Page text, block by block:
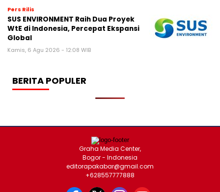
Pers Rilis
SUS ENVIRONMENT Raih Dua Proyek
WtE di Indonesia, Percepat Ekspansi
Global
Kamis, 6 Agu 2026 - 12:08 WIB
BERITA POPULER
Graha Media Center,
Bogor - Indonesia
editorapakabar@gmail.com
+628557777888